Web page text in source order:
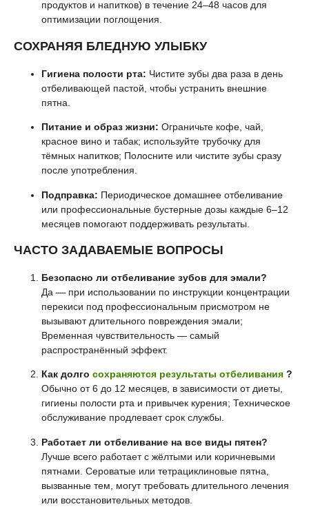
продуктов и напитков) в течение 24–48 часов для
оптимизации поглощения.
СОХРАНЯЯ БЛЕДНУЮ УЛЫБКУ
Гигиена полости рта: Чистите зубы два раза в день
отбеливающей пастой, чтобы устранить внешние
пятна.
Питание и образ жизни: Ограничьте кофе, чай,
красное вино и табак; используйте трубочку для
тёмных напитков; Полосните или чистите зубы сразу
после употребления.
Подправка: Периодическое домашнее отбеливание
или профессиональные бустерные дозы каждые 6–12
месяцев помогают поддерживать результаты.
ЧАСТО ЗАДАВАЕМЫЕ ВОПРОСЫ
Безопасно ли отбеливание зубов для эмали?
Да — при использовании по инструкции концентрации
перекиси под профессиональным присмотром не
вызывают длительного повреждения эмали;
Временная чувствительность — самый
распространённый эффект.
Как долго сохраняются результаты отбеливания ?
Обычно от 6 до 12 месяцев, в зависимости от диеты,
гигиены полости рта и привычек курения; Техническое
обслуживание продлевает срок службы.
Работает ли отбеливание на все виды пятен?
Лучше всего работает с жёлтыми или коричневыми
пятнами. Сероватые или тетрациклиновые пятна,
вызванные тем, могут требовать длительного лечения
или восстановительных методов.